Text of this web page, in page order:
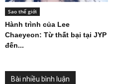
Sao thế giới
Hành trình của Lee
Chaeyeon: Từ thất bại tại JYP
đến...
Bài nhiều bình luận